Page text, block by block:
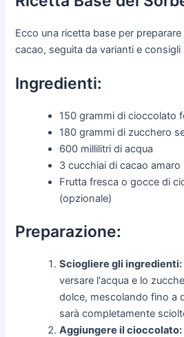
Ecco una ricetta base per
cacao, seguita da varianti e
Ingredienti:
150 grammi di cioccolato
180 grammi di zucchero
600 millilitri di acqua
3 cucchiai di cacao amaro
Frutta fresca o gocce di
(opzionale)
Preparazione:
Sciogliere gli ingredienti:
versare l'acqua e lo
dolce, mescolando fino a
sarà completamente
Aggiungere il cioccolato: